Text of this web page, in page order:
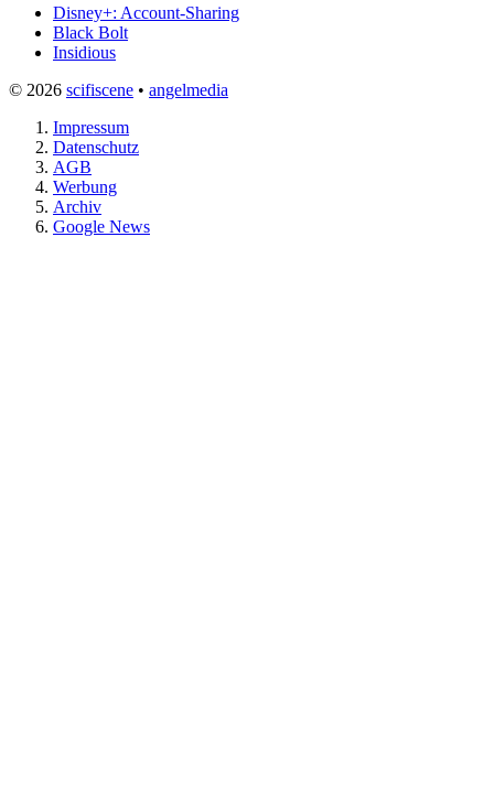
Disney+: Account-Sharing
Black Bolt
Insidious
© 2026 scifiscene • angelmedia
Impressum
Datenschutz
AGB
Werbung
Archiv
Google News